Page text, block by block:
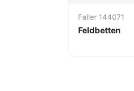
Faller 144071
Feldbetten